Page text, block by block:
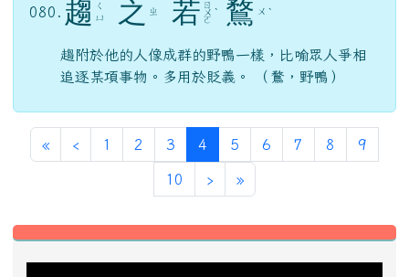
080. 趨
ㄑ
ㄩ
之 ㄓ 若 ㄖ
ㄨ
ㄛ
ˋ 鶩 ㄨ ˋ
趨附於他的人像成群的野鴨一樣，比喻眾人爭相
追逐某項事物。多用於貶義。 （鶩，野鴨）
«第一頁
‹ 上一頁
1 2 3 4 (目前頁次)
5 6 7 8 9
10 ›下一頁
»最後頁
左邊區域內容